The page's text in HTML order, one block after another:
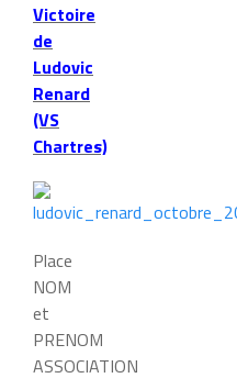
Victoire
de
Ludovic
Renard
(VS
Chartres)
Place
NOM
et
PRENOM
ASSOCIATION